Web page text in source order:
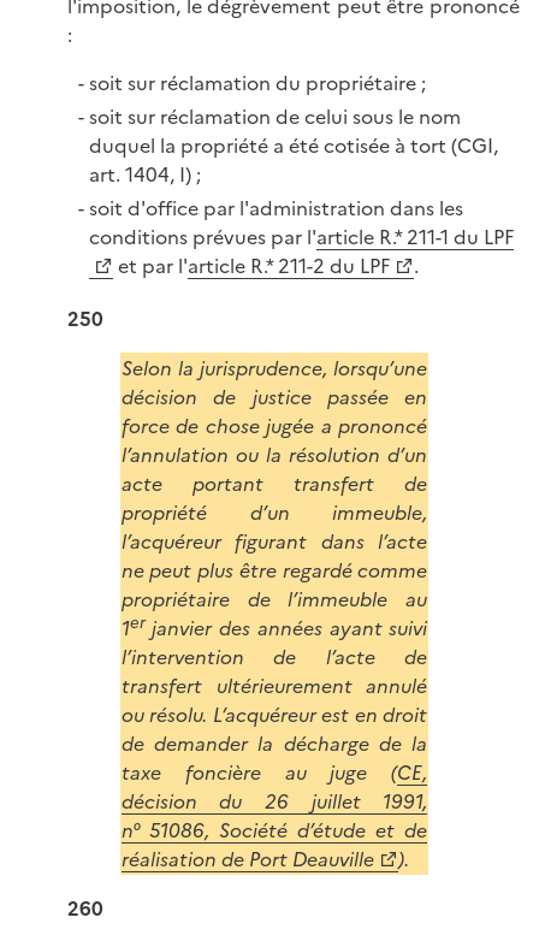
:
soit sur réclamation du propriétaire ;
soit sur réclamation de celui sous le nom
duquel la propriété a été cotisée à tort (CGI,
art. 1404, I) ;
soit d'office par l'administration dans les
conditions prévues par l'article R.* 211-1 du LPF
et par l'article R.* 211-2 du LPF
.
250
Selon la jurisprudence, lorsqu’une
décision de justice passée en
force de chose jugée a prononcé
l’annulation ou la résolution d’un
acte portant transfert de
propriété d’un immeuble,
l’acquéreur figurant dans l’acte
ne peut plus être regardé comme
propriétaire de l’immeuble au
1erjanvier des années ayant suivi
l’intervention de l’acte de
transfert ultérieurement annulé
ou résolu. L’acquéreur est en droit
de demander la décharge de la
taxe foncière au juge (CE,
décision du 26 juillet 1991,
n° 51086, Société d’étude et de
réalisation de Port Deauville
).
260